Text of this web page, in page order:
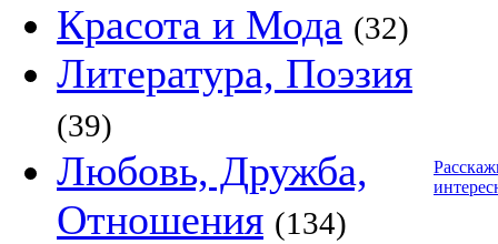
Красота и Мода (32)
Литература, Поэзия
(39)
Любовь, Дружба,
Отношения (134)